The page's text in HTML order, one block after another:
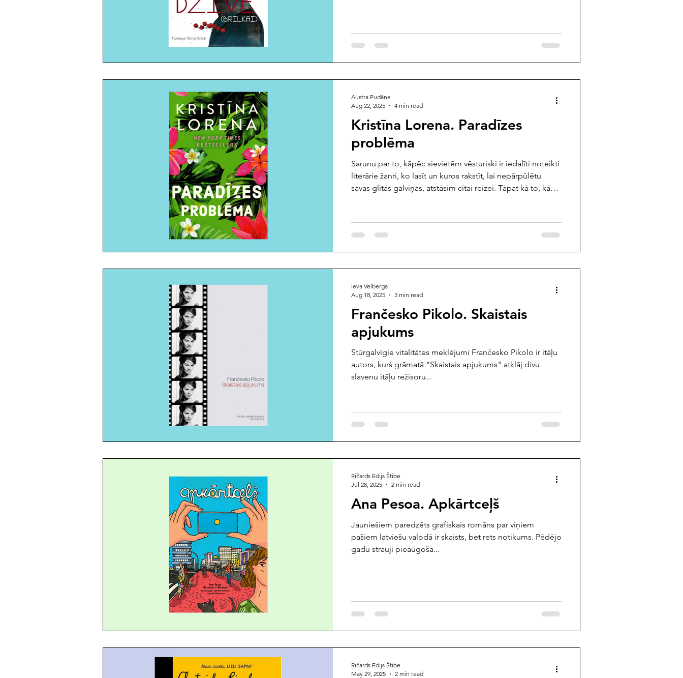
valodās un kļuvis par starptautiski atzītu darbu. Par savu
Kristīna Lorena. Paradīzes
problēma
Sarunu par to, kāpēc sievietēm vēsturiski ir iedalīti noteikti
literārie žanri, ko lasīt un kuros rakstīt, lai nepārpūlētu
savas glītās galviņas, atstāsim citai reizei. Tāpat kā to, kā
dominē daiļais un ak tik vājais dzimums. Fakti (ja statistika
nemelo) ir tādi, ka mūsdienās sievietes ir aktīvākas lasītājas
Austra Pudāne
Aug 22, 2025
4 min read
Frančesko Pikolo. Skaistais
apjukums
Stūrgalvīgie vitalitātes meklējumi Frančesko Pikolo ir itāļu
autors, kurš grāmatā "Skaistais apjukums" atklāj divu
slavenu itāļu režisoru...
Ieva Velberga
Aug 18, 2025
3 min read
Ana Pesoa. Apkārtceļš
Jauniešiem paredzēts grafiskais romāns par viņiem
pašiem latviešu valodā ir skaists, bet rets notikums. Pēdējo
gadu strauji pieaugošā...
Ričards Edijs Štibe
Jul 28, 2025
2 min read
Ričards Edijs Štibe
May 29, 2025
2 min read